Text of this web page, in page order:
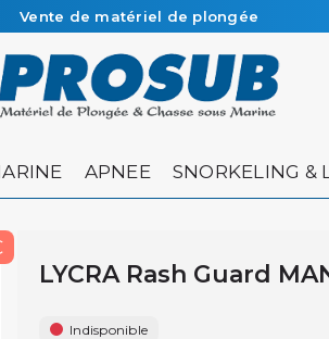
Vente de matériel de plongée
APNEE SNORKELING &
LYCRA Rash Guard
Indisponible